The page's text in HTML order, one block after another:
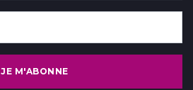
JE M'ABONNE